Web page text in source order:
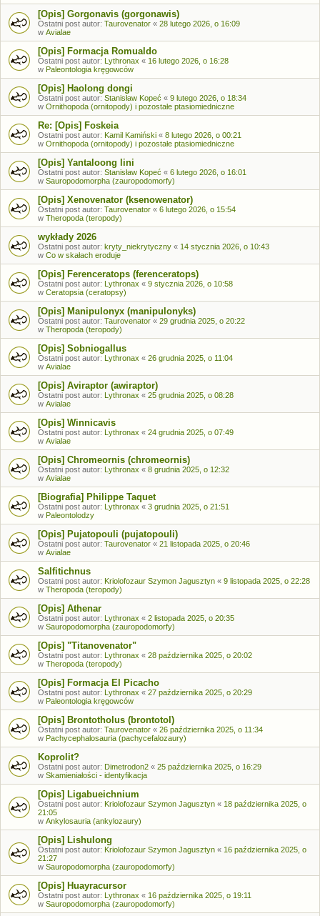
[Opis] Gorgonavis (gorgonawis)
Ostatni post autor: Taurovenator « 28 lutego 2026, o 16:09
w Avialae
[Opis] Formacja Romualdo
Ostatni post autor: Lythronax « 16 lutego 2026, o 16:28
w Paleontologia kręgowców
[Opis] Haolong dongi
Ostatni post autor: Stanisław Kopeć « 9 lutego 2026, o 18:34
w Ornithopoda (ornitopody) i pozostałe ptasiomiedniczne
Re: [Opis] Foskeia
Ostatni post autor: Kamil Kamiński « 8 lutego 2026, o 00:21
w Ornithopoda (ornitopody) i pozostałe ptasiomiedniczne
[Opis] Yantaloong lini
Ostatni post autor: Stanisław Kopeć « 6 lutego 2026, o 16:01
w Sauropodomorpha (zauropodomorfy)
[Opis] Xenovenator (ksenowenator)
Ostatni post autor: Taurovenator « 6 lutego 2026, o 15:54
w Theropoda (teropody)
wykłady 2026
Ostatni post autor: kryty_niekrytyczny « 14 stycznia 2026, o 10:43
w Co w skałach eroduje
[Opis] Ferenceratops (ferenceratops)
Ostatni post autor: Lythronax « 9 stycznia 2026, o 10:58
w Ceratopsia (ceratopsy)
[Opis] Manipulonyx (manipulonyks)
Ostatni post autor: Taurovenator « 29 grudnia 2025, o 20:22
w Theropoda (teropody)
[Opis] Sobniogallus
Ostatni post autor: Lythronax « 26 grudnia 2025, o 11:04
w Avialae
[Opis] Aviraptor (awiraptor)
Ostatni post autor: Lythronax « 25 grudnia 2025, o 08:28
w Avialae
[Opis] Winnicavis
Ostatni post autor: Lythronax « 24 grudnia 2025, o 07:49
w Avialae
[Opis] Chromeornis (chromeornis)
Ostatni post autor: Lythronax « 8 grudnia 2025, o 12:32
w Avialae
[Biografia] Philippe Taquet
Ostatni post autor: Lythronax « 3 grudnia 2025, o 21:51
w Paleontolodzy
[Opis] Pujatopouli (pujatopouli)
Ostatni post autor: Taurovenator « 21 listopada 2025, o 20:46
w Avialae
Salfitichnus
Ostatni post autor: Kriolofozaur Szymon Jagusztyn « 9 listopada 2025, o 22:28
w Theropoda (teropody)
[Opis] Athenar
Ostatni post autor: Lythronax « 2 listopada 2025, o 20:35
w Sauropodomorpha (zauropodomorfy)
[Opis] "Titanovenator"
Ostatni post autor: Lythronax « 28 października 2025, o 20:02
w Theropoda (teropody)
[Opis] Formacja El Picacho
Ostatni post autor: Lythronax « 27 października 2025, o 20:29
w Paleontologia kręgowców
[Opis] Brontotholus (brontotol)
Ostatni post autor: Taurovenator « 26 października 2025, o 11:34
w Pachycephalosauria (pachycefalozaury)
Koprolit?
Ostatni post autor: Dimetrodon2 « 25 października 2025, o 16:29
w Skamieniałości - identyfikacja
[Opis] Ligabueichnium
Ostatni post autor: Kriolofozaur Szymon Jagusztyn « 18 października 2025, o
21:05
w Ankylosauria (ankylozaury)
[Opis] Lishulong
Ostatni post autor: Kriolofozaur Szymon Jagusztyn « 16 października 2025, o
21:27
w Sauropodomorpha (zauropodomorfy)
[Opis] Huayracursor
Ostatni post autor: Lythronax « 16 października 2025, o 19:11
w Sauropodomorpha (zauropodomorfy)